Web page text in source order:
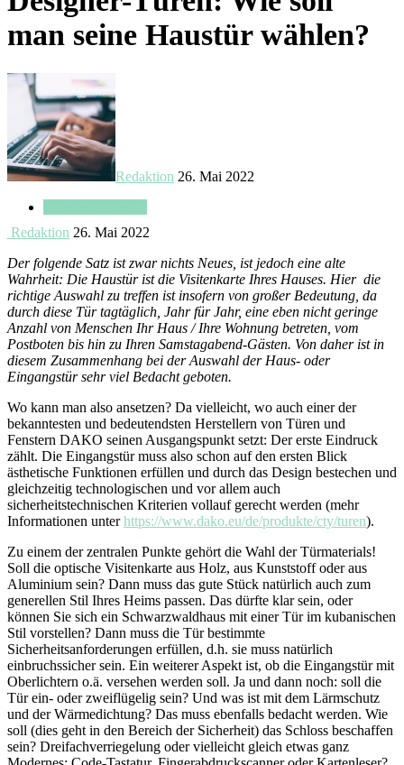
man seine Haustür wählen?
Redaktion 26. Mai 2022
Redaktion 26. Mai 2022
Der folgende Satz ist zwar nichts Neues, ist jedoch eine alte
Wahrheit: Die Haustür ist die Visitenkarte Ihres Hauses. Hier die
richtige Auswahl zu treffen ist insofern von großer Bedeutung, da
durch diese Tür tagtäglich, Jahr für Jahr, eine eben nicht geringe
Anzahl von Menschen Ihr Haus / Ihre Wohnung betreten, vom
Postboten bis hin zu Ihren Samstagabend-Gästen. Von daher ist in
diesem Zusammenhang bei der Auswahl der Haus- oder
Eingangstür sehr viel Bedacht geboten.
Wo kann man also ansetzen? Da vielleicht, wo auch einer der
bekanntesten und bedeutendsten Herstellern von Türen und
Fenstern DAKO seinen Ausgangspunkt setzt: Der erste Eindruck
zählt. Die Eingangstür muss also schon auf den ersten Blick
ästhetische Funktionen erfüllen und durch das Design bestechen und
gleichzeitig technologischen und vor allem auch
sicherheitstechnischen Kriterien vollauf gerecht werden (mehr
Informationen unterhttps://www.dako.eu/de/produkte/cty/turen).
Zu einem der zentralen Punkte gehört die Wahl der Türmaterials!
Soll die optische Visitenkarte aus Holz, aus Kunststoff oder aus
Aluminium sein? Dann muss das gute Stück natürlich auch zum
generellen Stil Ihres Heims passen. Das dürfte klar sein, oder
können Sie sich ein Schwarzwaldhaus mit einer Tür im kubanischen
Stil vorstellen? Dann muss die Tür bestimmte
Sicherheitsanforderungen erfüllen, d.h. sie muss natürlich
einbruchssicher sein. Ein weiterer Aspekt ist, ob die Eingangstür mit
Oberlichtern o.ä. versehen werden soll. Ja und dann noch: soll die
Tür ein- oder zweiflügelig sein? Und was ist mit dem Lärmschutz
und der Wärmedichtung? Das muss ebenfalls bedacht werden. Wie
soll (dies geht in den Bereich der Sicherheit) das Schloss beschaffen
sein? Dreifachverriegelung oder vielleicht gleich etwas ganz